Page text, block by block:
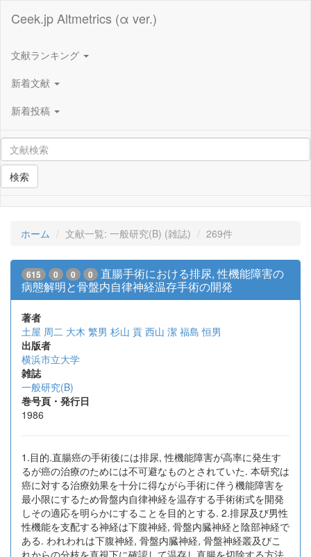
Ceek.jp Altmetrics (α ver.)
文献ランキング
新着文献
新着投稿
検索
ホーム 文献一覧: 一般研究(B) (雑誌) 269件
615 0 0 0
直腸手術における排尿, 性機能障害の
病態解明と骨盤内自律神経温存手術の開発
著者
土屋 周二 大木 繁男 杉山 貢 西山 潔 福島 恒男
出版者
横浜市立大学
雑誌
一般研究(B)
巻号頁・発行日
1986
1.目的.直腸癌の手術後には排尿, 性機能障害が高率に発生す
るが癌の治療のためには不可避なものとされていた. 本研究は
癌に対する治療効果を十分に得ながら手術に伴う機能障害を
最小限にするため骨盤内自律神経を温存する手術術式を開発
しその適応を明らかにすることを目的とする. 2.排尿及び男性
性機能を支配する神経は下腹神経, 骨盤内臓神経と陰部神経で
ある. われわれは下腹神経, 骨盤内臓神経, 骨盤神経叢及びこ
れからの分枝を直視下に確認して温存し直腸を切除する方法